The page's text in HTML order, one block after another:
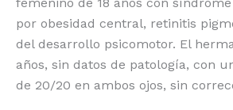
por obesidad central, retinitis
del desarrollo psicomotor. El
años, sin datos de patología, con
de 20/20 en ambos ojos, sin